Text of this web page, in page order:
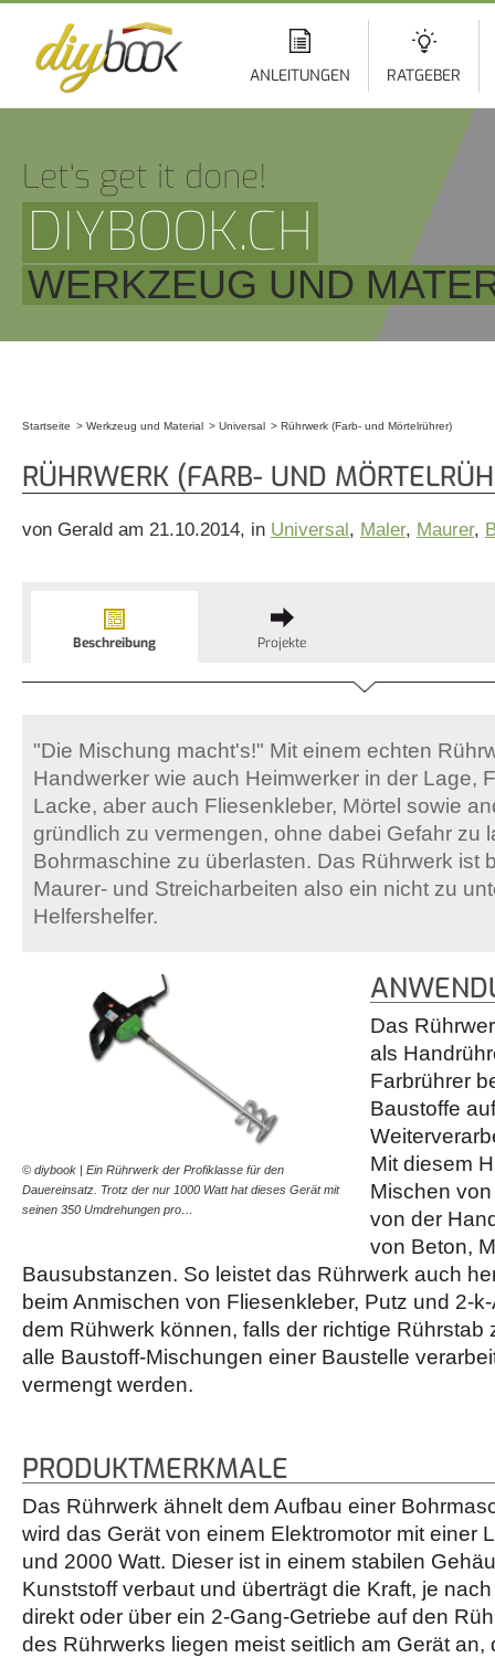
ANLEITUNGEN RATGEBER
Let‘s get it done!
DIYBOOK.CH
WERKZEUG UND
Startseite Werkzeug und Material Universal Rührwerk (Farb- und Mörtelrührer)
RÜHRWERK (FARB- UND
von Gerald am 21.10.2014, in Universal, Maler, Maurer,
Beschreibung Projekte
"Die Mischung macht's!" Mit einem echten
Handwerker wie auch Heimwerker in der Lage,
Lacke, aber auch Fliesenkleber, Mörtel sowie
gründlich zu vermengen, ohne dabei Gefahr zu
Bohrmaschine zu überlasten. Das Rührwerk ist
Maurer- und Streicharbeiten also ein nicht zu
Helfershelfer.
© diybook | Ein Rührwerk der Profiklasse für den
Dauereinsatz. Trotz der nur 1000 Watt hat dieses Gerät mit
seinen 350 Umdrehungen pro…
Das
als
Farbrührer
Baustoffe
Mit diesem
Mischen
von der
von Beton,
Bausubstanzen. So leistet das Rührwerk auch
beim Anmischen von Fliesenkleber, Putz und 2-
dem Rühwerk können, falls der richtige Rührstab
alle Baustoff-Mischungen einer Baustelle
vermengt werden.
PRODUKTMERKMALE
Das Rührwerk ähnelt dem Aufbau einer
wird das Gerät von einem Elektromotor mit einer
und 2000 Watt. Dieser ist in einem stabilen
Kunststoff verbaut und überträgt die Kraft, je
direkt oder über ein 2-Gang-Getriebe auf den
des Rührwerks liegen meist seitlich am Gerät an,